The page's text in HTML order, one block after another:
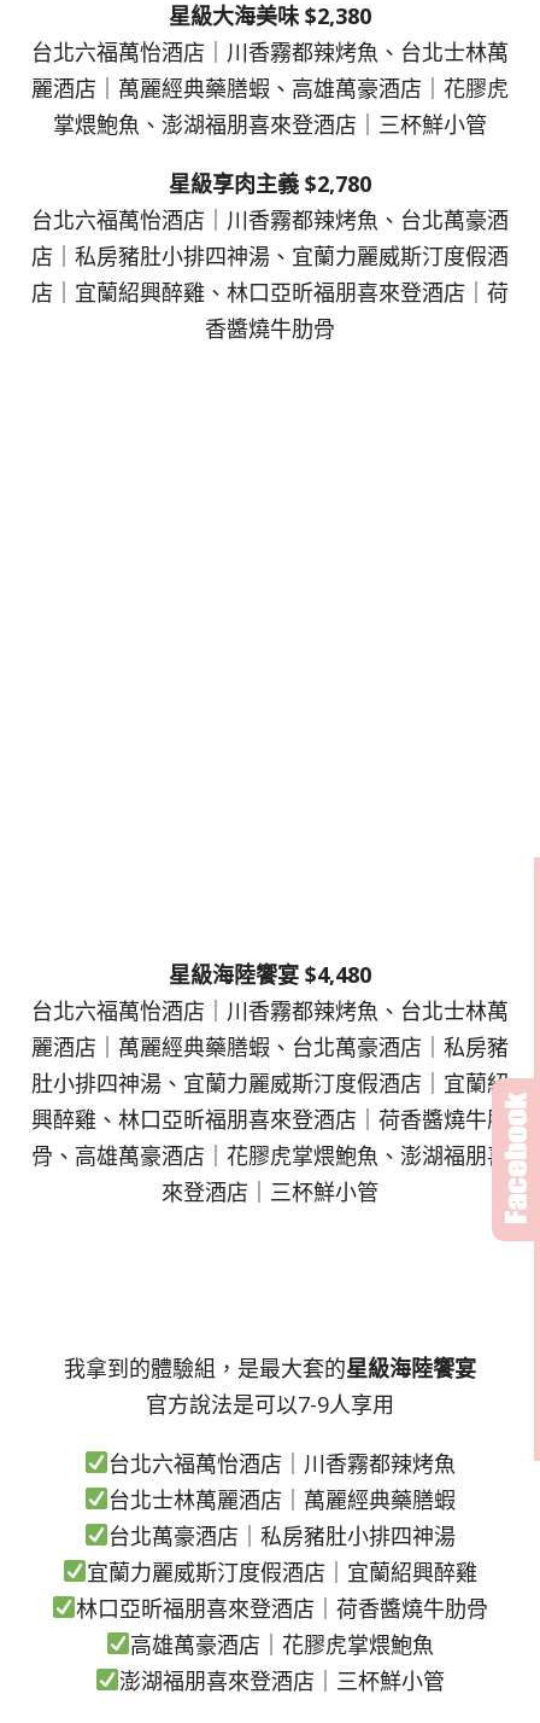
星級大海美味 $2,380
台北六福萬怡酒店｜川香霧都辣烤魚、台北士林萬
麗酒店｜萬麗經典藥膳蝦、高雄萬豪酒店｜花膠虎
掌煨鮑魚、澎湖福朋喜來登酒店｜三杯鮮小管
星級享肉主義 $2,780
台北六福萬怡酒店｜川香霧都辣烤魚、台北萬豪酒
店｜私房豬肚小排四神湯、宜蘭力麗威斯汀度假酒
店｜宜蘭紹興醉雞、林口亞昕福朋喜來登酒店｜荷
香醬燒牛肋骨
星級海陸饗宴 $4,480
台北六福萬怡酒店｜川香霧都辣烤魚、台北士林萬
麗酒店｜萬麗經典藥膳蝦、台北萬豪酒店｜私房豬
肚小排四神湯、宜蘭力麗威斯汀度假酒店｜宜蘭紹
興醉雞、林口亞昕福朋喜來登酒店｜荷香醬燒牛肋
骨、高雄萬豪酒店｜花膠虎掌煨鮑魚、澎湖福朋喜
來登酒店｜三杯鮮小管
我拿到的體驗組，是最大套的星級海陸饗宴
官方說法是可以7-9人享用
台北六福萬怡酒店｜川香霧都辣烤魚
台北士林萬麗酒店｜萬麗經典藥膳蝦
台北萬豪酒店｜私房豬肚小排四神湯
宜蘭力麗威斯汀度假酒店｜宜蘭紹興醉雞
林口亞昕福朋喜來登酒店｜荷香醬燒牛肋骨
高雄萬豪酒店｜花膠虎掌煨鮑魚
澎湖福朋喜來登酒店｜三杯鮮小管